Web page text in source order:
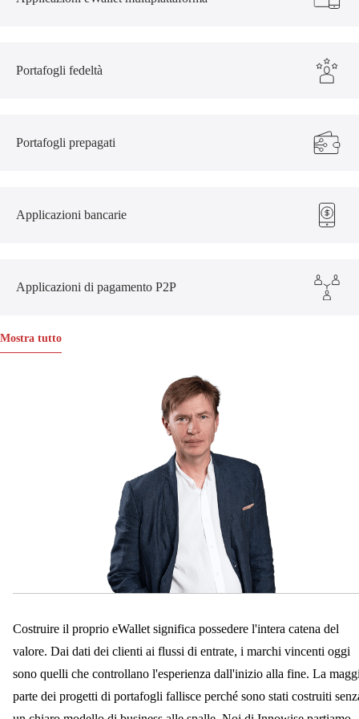
Portafogli fedeltà
Portafogli prepagati
Applicazioni bancarie
Applicazioni di pagamento P2P
Mostra tutto
Costruire il proprio eWallet significa possedere l'intera catena del
valore. Dai dati dei clienti ai flussi di entrate, i marchi vincenti oggi
sono quelli che controllano l'esperienza dall'inizio alla fine. La
parte dei progetti di portafogli fallisce perché sono stati costruiti